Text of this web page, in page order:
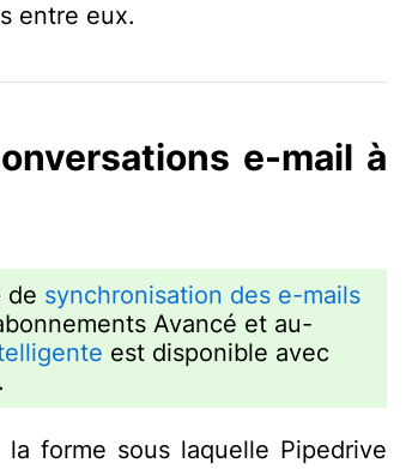
entre eux.
e-mail à
de synchronisation des e-mails
Avancé et au-
est disponible avec
la forme sous laquelle Pipedrive